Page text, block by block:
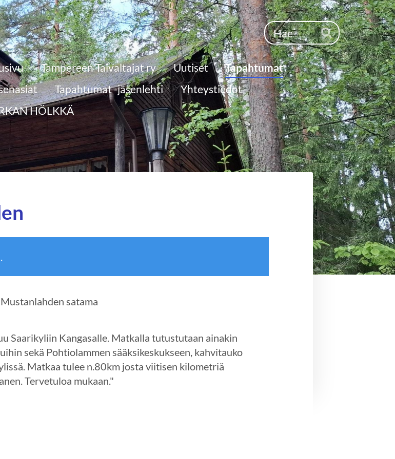
Haku
Hae
Tampereen Taivaltajat ry Uutiset
Tapahtumat
Tapahtumat -jäsenlehti
Yhteystiedot
HÖLKKÄ
Mustanlahden satama
Saarikyliin Kangasalle. Matkalla tutustutaan ainakin
sekä Pohtiolammen sääksikeskukseen, kahvitauko
Matkaa tulee n.80km josta viitisen kilometriä
Tervetuloa mukaan."